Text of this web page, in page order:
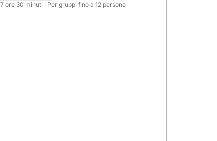
7 ore 30 minuti · Per gruppi fino a 12 persone